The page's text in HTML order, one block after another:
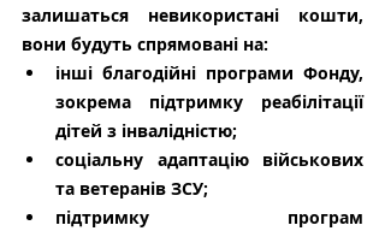
залишаться невикористані кошти,
вони будуть спрямовані на:
інші благодійні програми Фонду,
зокрема підтримку реабілітації
дітей з інвалідністю;
соціальну адаптацію військових
та ветеранів ЗСУ;
підтримку програм